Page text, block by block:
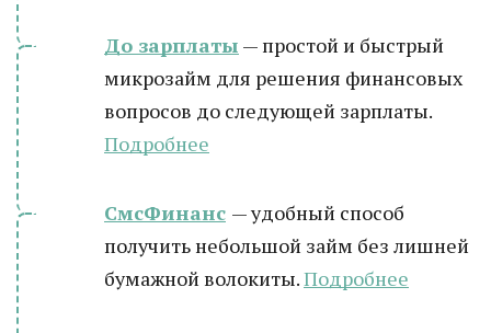
До зарплаты — простой и быстрый
микрозайм для решения финансовых
вопросов до следующей зарплаты.
Подробнее
СмсФинанс — удобный способ
получить небольшой займ без лишней
бумажной волокиты.Подробнее